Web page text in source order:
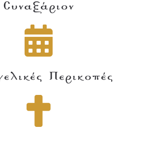
Συναξάριον
Περικοπές